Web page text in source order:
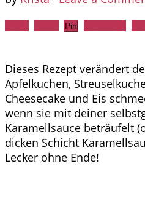
Pin
Dieses Rezept verändert
Apfelkuchen,
Cheesecake und Eis
wenn sie mit deiner
Karamellsauce beträufelt
dicken Schicht
Lecker ohne Ende!